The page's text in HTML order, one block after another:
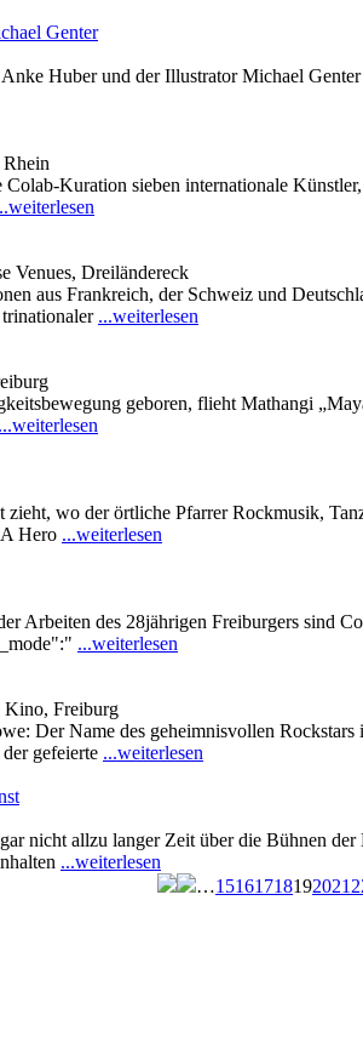
Genter
Huber und der Illustrator Michael
Kuration sieben internationale
Venues, Dreiländereck
aus Frankreich, der Schweiz und
...weiterlesen
geboren, flieht Mathangi
...weiterlesen
wo der örtliche Pfarrer Rockmusik,
Hero ...weiterlesen
Arbeiten des 28jährigen Freiburgers sind
...weiterlesen
Kino, Freiburg
Der Name des geheimnisvollen
gefeierte ...weiterlesen
nicht allzu langer Zeit über die Bühnen
...weiterlesen
…15161718192021